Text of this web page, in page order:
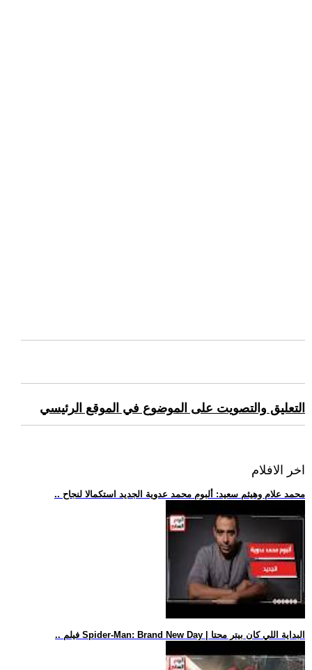
التعليق والتصويت على الموضوع في الموقع الرئيسي
اخر الافلام
.. محمد علام وهيثم سعيد: ألبوم محمد عدوية الجديد استكمالا لنجاح
.. فيلم Spider-Man: Brand New Day | البداية اللي كان بيتر محتا